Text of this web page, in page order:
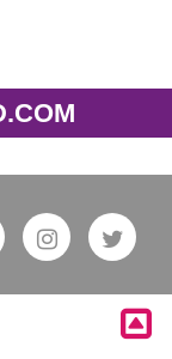
Instagram